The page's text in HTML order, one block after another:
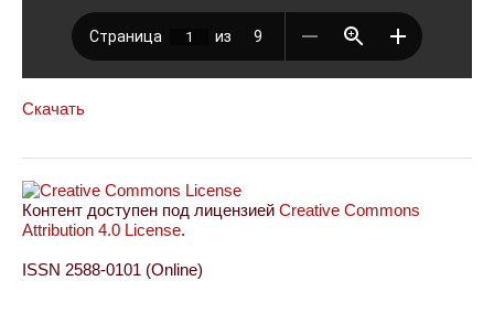
Скачать
Контент доступен под лицензией Creative Commons
Attribution 4.0 License.
ISSN 2588-0101 (Online)